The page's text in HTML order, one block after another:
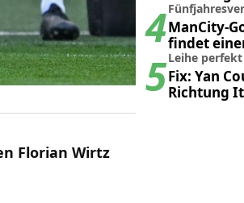
Florian Wirtz
4ManCity-
findet
5Leihe perfekt
Fix: Yan
Richtung